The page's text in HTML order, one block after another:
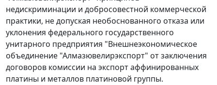
недискриминации и добросовестной коммерческой
практики, не допуская необоснованного отказа или
уклонения федерального государственного
унитарного предприятия "Внешнеэкономическое
объединение "Алмазювелирэкспорт" от заключения
договоров комиссии на экспорт аффинированных
платины и металлов платиновой группы.